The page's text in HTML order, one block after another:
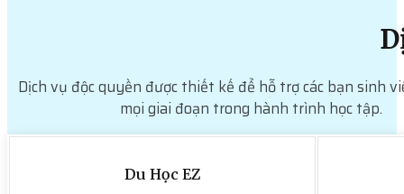
Dịch vụ độc quyền được thiết kế để hỗ trợ các bạn sinh
mọi giai đoạn trong hành trình học tập.
Du Học EZ